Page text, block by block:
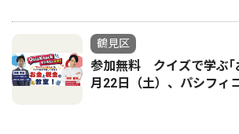
鶴見区
参加無料 クイズで学ぶ
月22日（土）、パシフィ